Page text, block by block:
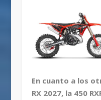
En cuanto a los
RX 2027, la 450